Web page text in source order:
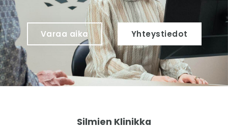
Varaa aika Yhteystiedot
Silmien Klinikka